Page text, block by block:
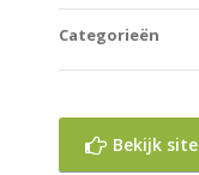
Categorieën
Bekijk site